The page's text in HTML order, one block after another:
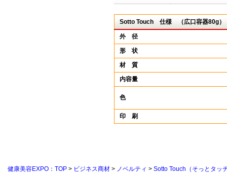
Sotto Touch 仕様 （広口容器80g）
外 径
形 状
材 質
内容量
色
印 刷
健康美容EXPO：TOP > ビジネス商材 > ノベルティ > Sotto Touch（そっとタッ